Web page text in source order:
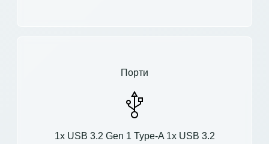
Порти
1x USB 3.2 Gen 1 Type-A 1x USB 3.2